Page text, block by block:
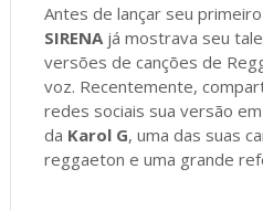
Antes de lançar seu
SIRENA já mostrava seu
versões de canções de
voz. Recentemente,
redes sociais sua versão
da Karol G, uma das suas
reggaeton e uma grande